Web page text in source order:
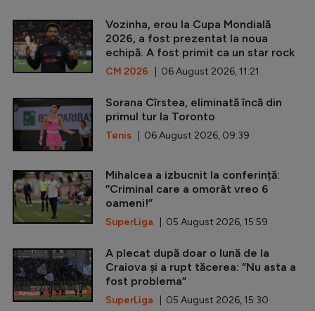
Vozinha, erou la Cupa Mondială
2026, a fost prezentat la noua
echipă. A fost primit ca un star rock
CM 2026 | 06 August 2026, 11:21
Sorana Cîrstea, eliminată încă din
primul tur la Toronto
Tenis | 06 August 2026, 09:39
Mihalcea a izbucnit la conferință:
”Criminal care a omorât vreo 6
oameni!”
SuperLiga | 05 August 2026, 15:59
A plecat după doar o lună de la
Craiova și a rupt tăcerea: ”Nu asta a
fost problema”
SuperLiga | 05 August 2026, 15:30